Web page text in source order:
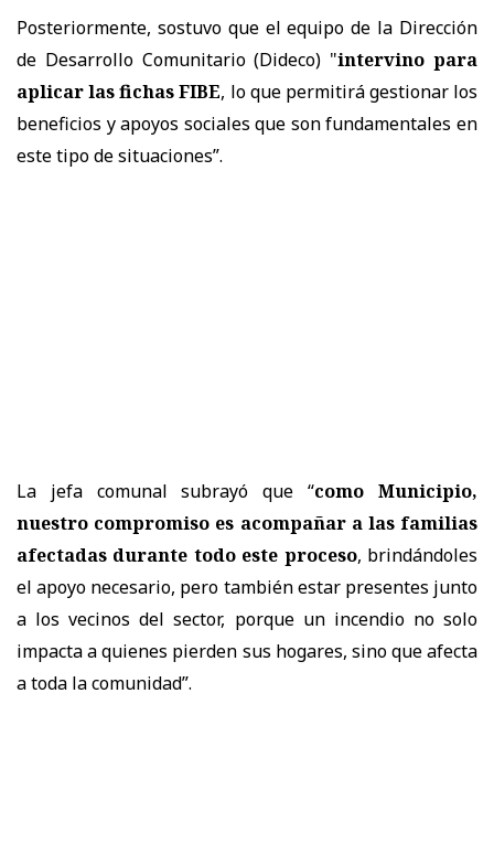
Posteriormente, sostuvo que el equipo de la Dirección
de Desarrollo Comunitario (Dideco) "intervino para
aplicar las fichas FIBE, lo que permitirá gestionar los
beneficios y apoyos sociales que son fundamentales en
este tipo de situaciones”.
La jefa comunal subrayó que “como Municipio,
nuestro compromiso es acompañar a las familias
afectadas durante todo este proceso, brindándoles
el apoyo necesario, pero también estar presentes junto
a los vecinos del sector, porque un incendio no solo
impacta a quienes pierden sus hogares, sino que afecta
a toda la comunidad”.